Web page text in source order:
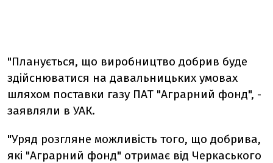
"Планується, що виробництво добрив буде
здійснюватися на давальницьких умовах
шляхом поставки газу ПАТ "Аграрний фонд", -
заявляли в УАК.
"Уряд розгляне можливість того, що добрива,
які "Аграрний фонд" отримає від Черкаського